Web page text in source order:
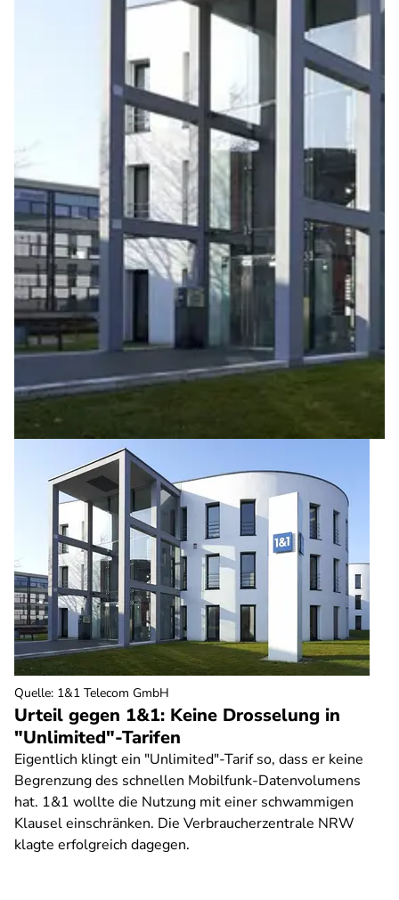
Urteil gegen 1&1: Keine Drosselung in
"Unlimited"-Tarifen
Eigentlich klingt ein "Unlimited"-Tarif so, dass er keine
Begrenzung des schnellen Mobilfunk-Datenvolumens
hat. 1&1 wollte die Nutzung mit einer schwammigen
Klausel einschränken. Die Verbraucherzentrale NRW
klagte erfolgreich dagegen.
Quelle: 1&1 Telecom GmbH